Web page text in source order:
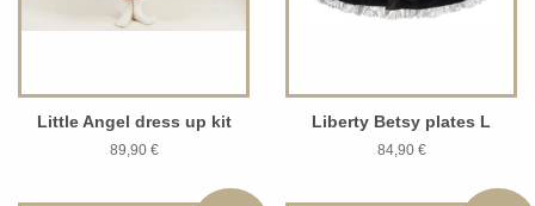
Little Angel dress up kit
89,90 €
Liberty Betsy plates L
84,90 €